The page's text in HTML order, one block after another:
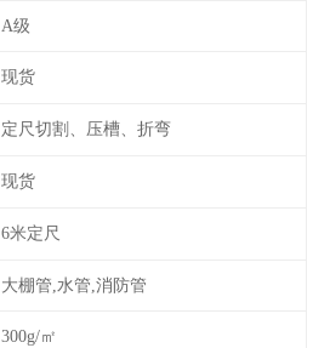
A级
现货
定尺切割、压槽、折弯
现货
6米定尺
大棚管,水管,消防管
300g/㎡